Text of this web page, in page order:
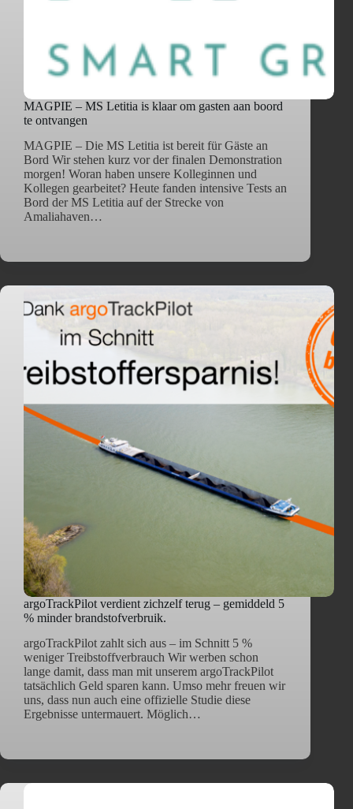
MAGPIE – MS Letitia is klaar om gasten aan boord
te ontvangen
MAGPIE – Die MS Letitia ist bereit für Gäste an
Bord Wir stehen kurz vor der finalen Demonstration
morgen! Woran haben unsere Kolleginnen und
Kollegen gearbeitet? Heute fanden intensive Tests an
Bord der MS Letitia auf der Strecke von
Amaliahaven…
argoTrackPilot verdient zichzelf terug – gemiddeld 5
% minder brandstofverbruik.
argoTrackPilot zahlt sich aus – im Schnitt 5 %
weniger Treibstoffverbrauch Wir werben schon
lange damit, dass man mit unserem argoTrackPilot
tatsächlich Geld sparen kann. Umso mehr freuen wir
uns, dass nun auch eine offizielle Studie diese
Ergebnisse untermauert. Möglich…